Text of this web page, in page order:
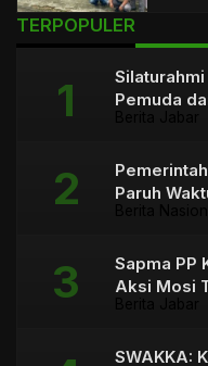
TERPOPULER
Pemuda
Paruh
Sapma PP
Aksi Mosi
SWAKKA: